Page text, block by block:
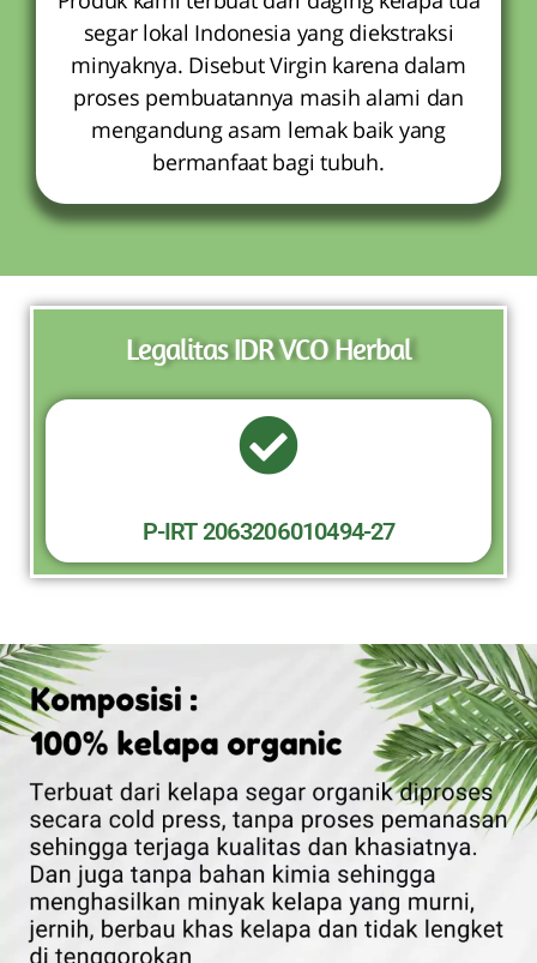
segar lokal Indonesia yang diekstraksi
minyaknya. Disebut Virgin karena dalam
proses pembuatannya masih alami dan
mengandung asam lemak baik yang
bermanfaat bagi tubuh.
Legalitas IDR VCO Herbal
P-IRT 2063206010494-27